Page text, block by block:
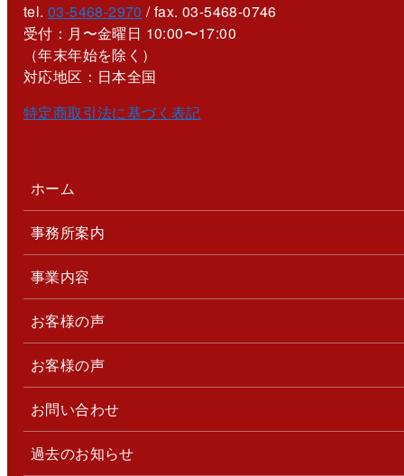
tel. 03-5468-2970 / fax. 03-5468-0746
受付：月〜金曜日 10:00〜17:00
（年末年始を除く）
対応地区：日本全国
特定商取引法に基づく表記
ホーム
事務所案内
事業内容
お客様の声
お客様の声
お問い合わせ
過去のお知らせ